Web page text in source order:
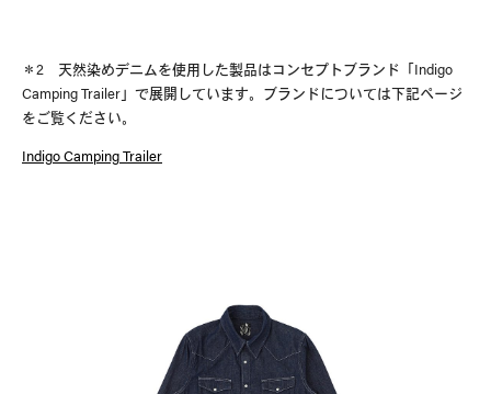
＊2 天然染めデニムを使用した製品はコンセプトブランド「Indigo
Camping Trailer」で展開しています。ブランドについては下記ページ
をご覧ください。
Indigo Camping Trailer